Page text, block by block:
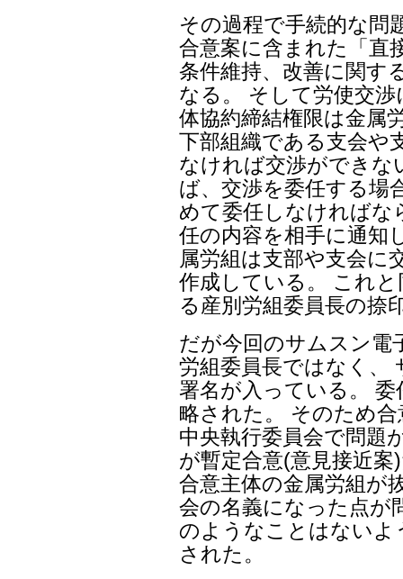
その過程で手続的な問
合意案に含まれた「直
条件維持、改善に関す
なる。 そして労使交
体協約締結権限は金属
下部組織である支会や
なければ交渉ができな
ば、交渉を委任する場
めて委任しなければな
任の内容を相手に通知
属労組は支部や支会に
作成している。 これ
る産別労組委員長の捺
だが今回のサムスン電
労組委員長ではなく、
署名が入っている。
略された。 そのため
中央執行委員会で問題
が暫定合意(意見接近
合意主体の金属労組が
会の名義になった点が
のようなことはない
された。